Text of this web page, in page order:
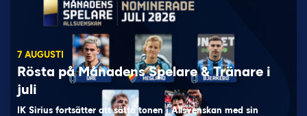
7 AUGUSTI
Rösta på Månadens Spelare & Tränare i
juli
IK Sirius fortsätter att sätta tonen i Allsvenskan med sin